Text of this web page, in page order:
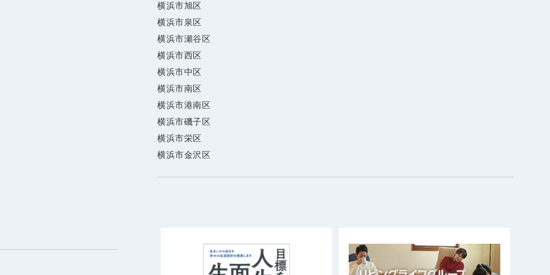
横浜市旭区
横浜市泉区
横浜市瀬谷区
横浜市西区
横浜市中区
横浜市南区
横浜市港南区
横浜市磯子区
横浜市栄区
横浜市金沢区